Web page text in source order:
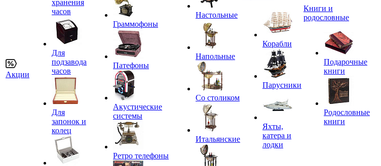
Акции
хранения
часов
Для
подзавода
часов
Для
запонок и
колец
Граммофоны
Патефоны
Акустические
системы
Ретро телефоны
Настольные
Напольные
Со столиком
Итальянские
Корабли
Парусники
Яхты,
катера и
лодки
Книги и
родословные
Подарочные
книги
Родословные
книги